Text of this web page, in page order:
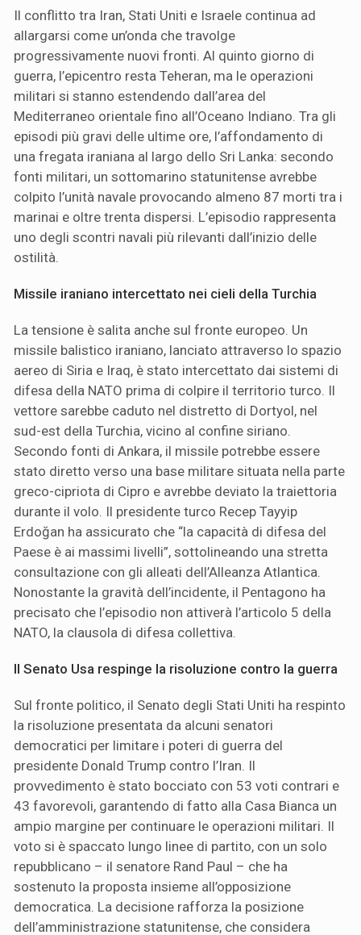
Il conflitto tra Iran, Stati Uniti e Israele continua ad
allargarsi come un’onda che travolge
progressivamente nuovi fronti. Al quinto giorno di
guerra, l’epicentro resta Teheran, ma le operazioni
militari si stanno estendendo dall’area del
Mediterraneo orientale fino all’Oceano Indiano. Tra gli
episodi più gravi delle ultime ore, l’affondamento di
una fregata iraniana al largo dello Sri Lanka: secondo
fonti militari, un sottomarino statunitense avrebbe
colpito l’unità navale provocando almeno 87 morti tra i
marinai e oltre trenta dispersi. L’episodio rappresenta
uno degli scontri navali più rilevanti dall’inizio delle
ostilità.
Missile iraniano intercettato nei cieli della Turchia
La tensione è salita anche sul fronte europeo. Un
missile balistico iraniano, lanciato attraverso lo spazio
aereo di Siria e Iraq, è stato intercettato dai sistemi di
difesa della NATO prima di colpire il territorio turco. Il
vettore sarebbe caduto nel distretto di Dortyol, nel
sud-est della Turchia, vicino al confine siriano.
Secondo fonti di Ankara, il missile potrebbe essere
stato diretto verso una base militare situata nella parte
greco-cipriota di Cipro e avrebbe deviato la traiettoria
durante il volo. Il presidente turco Recep Tayyip
Erdoğan ha assicurato che “la capacità di difesa del
Paese è ai massimi livelli”, sottolineando una stretta
consultazione con gli alleati dell’Alleanza Atlantica.
Nonostante la gravità dell’incidente, il Pentagono ha
precisato che l’episodio non attiverà l’articolo 5 della
NATO, la clausola di difesa collettiva.
Il Senato Usa respinge la risoluzione contro la guerra
Sul fronte politico, il Senato degli Stati Uniti ha respinto
la risoluzione presentata da alcuni senatori
democratici per limitare i poteri di guerra del
presidente Donald Trump contro l’Iran. Il
provvedimento è stato bocciato con 53 voti contrari e
43 favorevoli, garantendo di fatto alla Casa Bianca un
ampio margine per continuare le operazioni militari. Il
voto si è spaccato lungo linee di partito, con un solo
repubblicano – il senatore Rand Paul – che ha
sostenuto la proposta insieme all’opposizione
democratica. La decisione rafforza la posizione
dell’amministrazione statunitense, che considera